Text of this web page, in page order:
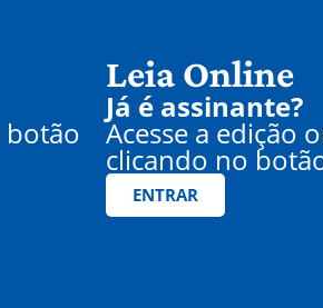
botão
Leia Online
Já é assinante?
Acesse a edição
clicando no
ENTRAR